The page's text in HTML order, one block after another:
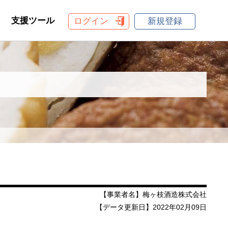
支援ツール ログイン 新規登録
【事業者名】梅ヶ枝酒造株式会社
【データ更新日】2022年02月09日